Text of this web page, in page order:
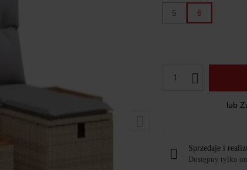
5
6
1
lub
Sprzedaje i
Dostępny tylko